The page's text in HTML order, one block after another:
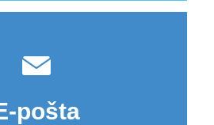
pošta